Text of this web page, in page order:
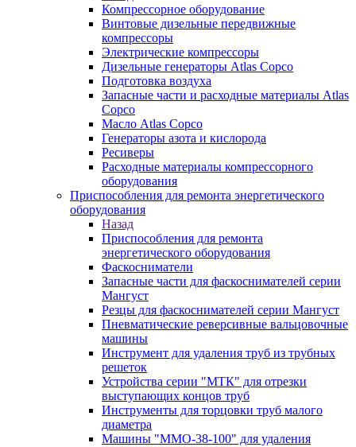
Компрессорное оборудование
Винтовые дизельные передвижные
компрессоры
Электрические компрессоры
Дизельные генераторы Atlas Copco
Подготовка воздуха
Запасные части и расходные материалы Atlas
Copco
Масло Atlas Copco
Генераторы азота и кислорода
Ресиверы
Расходные материалы компрессорного
оборудования
Приспособления для ремонта энергетического
оборудования
Назад
Приспособления для ремонта
энергетического оборудования
Фаскосниматели
Запасные части для фаскоснимателей серии
Мангуст
Резцы для фаскоснимателей серии Мангуст
Пневматические реверсивные вальцовочные
машины
Инструмент для удаления труб из трубных
решеток
Устройства серии "МТК" для отрезки
выступающих концов труб
Инструменты для торцовки труб малого
диаметра
Машины "ММО-38-100" для удаления